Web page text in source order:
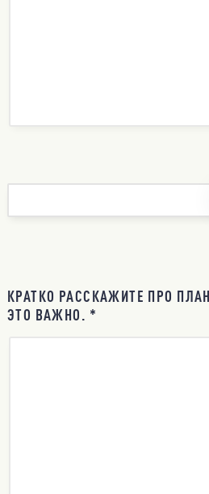
КРАТКО РАССКАЖИТЕ ПРО
ЭТО ВАЖНО. *